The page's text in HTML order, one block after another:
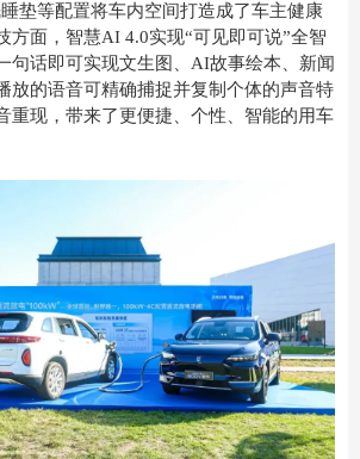
垫等配置将车内空间打造成了车主健康
方面，智慧AI 4.0实现“可见即可说”全智
句话即可实现文生图、AI故事绘本、新闻
放的语音可精确捕捉并复制个体的声音特
重现，带来了更便捷、个性、智能的用车